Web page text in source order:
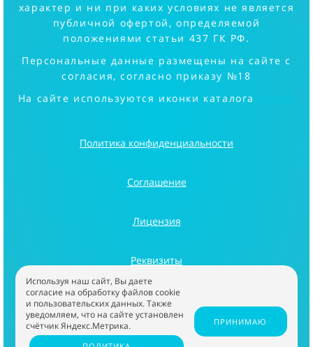
характер и ни при каких условиях не является
публичной офертой, определяемой
положениями статьи 437 ГК РФ.
Персональные данные размещены на сайте с
согласия, согласно приказу №18
На сайте используются иконки каталога
Политика конфиденциальности
Соглашение
Лицензия
Реквизиты
Информация
ООО "ИВАЛГА" 2026
Используя наш сайт, Вы даете
согласие на обработку файлов cookie
и пользовательских данных. Также
уведомляем, что на сайте установлен
счётчик Яндекс.Метрика.
ПРИНИМАЮ